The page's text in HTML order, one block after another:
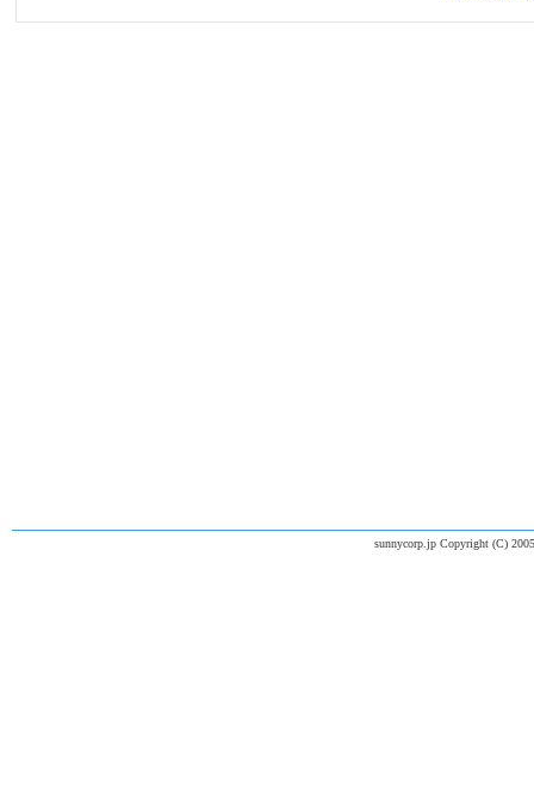
sunnycorp.jp Copyright (C)